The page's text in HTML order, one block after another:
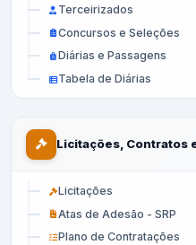
Terceirizados
Concursos e Seleções
Diárias e Passagens
Tabela de Diárias
Licitações, Contratos
Licitações
Atas de Adesão - SRP
Plano de Contratações